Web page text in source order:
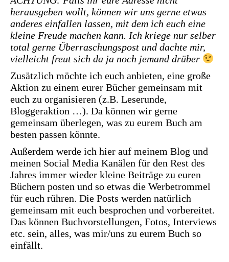
herausgeben wollt, können wir uns gerne etwas
anderes einfallen lassen, mit dem ich euch eine
kleine Freude machen kann. Ich kriege nur selber
total gerne Überraschungspost und dachte mir,
vielleicht freut sich da ja noch jemand drüber
Zusätzlich möchte ich euch anbieten, eine große
Aktion zu einem eurer Bücher gemeinsam mit
euch zu organisieren (z.B. Leserunde,
Bloggeraktion …). Da können wir gerne
gemeinsam überlegen, was zu eurem Buch am
besten passen könnte.
Außerdem werde ich hier auf meinem Blog und
meinen Social Media Kanälen für den Rest des
Jahres immer wieder kleine Beiträge zu euren
Büchern posten und so etwas die Werbetrommel
für euch rühren. Die Posts werden natürlich
gemeinsam mit euch besprochen und vorbereitet.
Das können Buchvorstellungen, Fotos, Interviews
etc. sein, alles, was mir/uns zu eurem Buch so
einfällt.